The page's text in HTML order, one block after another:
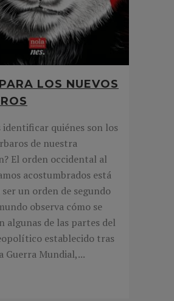
LOS NUEVOS
identificar quiénes son los
de nuestra
El orden occidental al
acostumbrados está
ser un orden de segundo
observa cómo se
algunas de las partes del
establecido tras
Guerra Mundial,...